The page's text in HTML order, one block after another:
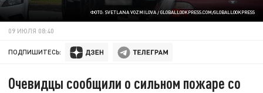
ФОТО: SVETLANA VOZMILOVA / GLOBALLOOKPRESS.COM/GLOBALLOOKPRESS
09 ИЮЛЯ 08:40
ПОДПИШИТЕСЬ:
Очевидцы сообщили о сильном пожаре со